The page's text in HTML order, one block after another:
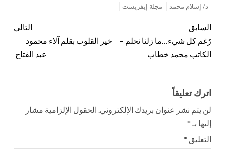
د/ إسلام محمد
مجلة إيفريست
السابق
رُغم كل شيء…ما زلنا نحلم –
الكاتب محمد خطاب
التالي
خير القلوب بقلم آلاء محمود
عبد الفتاح
اترك تعليقاً
لن يتم نشر عنوان بريدك الإلكتروني. الحقول الإلزامية مشار
إليها بـ *
التعليق *